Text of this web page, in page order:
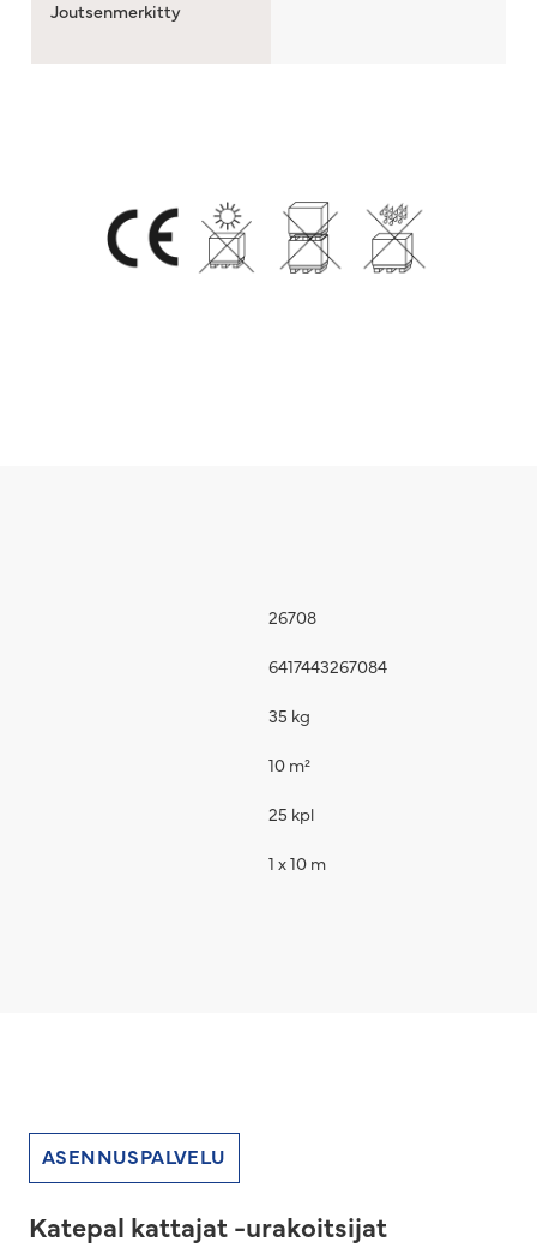
Joutsenmerkitty
26708
6417443267084
35 kg
10 m²
25 kpl
1 x 10 m
ASENNUSPALVELU
Katepal kattajat -urakoitsijat